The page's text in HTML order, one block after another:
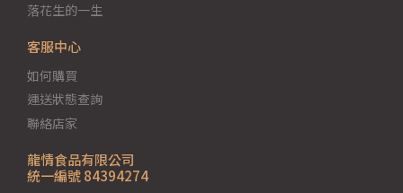
龍情食品有限公司
統一編號 84394274
落花生的一生
客服中心
如何購買
運送狀態查詢
聯絡店家